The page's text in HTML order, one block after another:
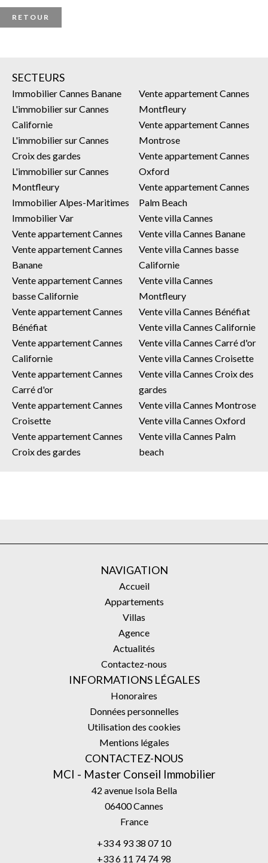
RETOUR
SECTEURS
Immobilier Cannes Banane
L'immobilier sur Cannes
Californie
L'immobilier sur Cannes
Croix des gardes
L'immobilier sur Cannes
Montfleury
Immobilier Alpes-Maritimes
Immobilier Var
Vente appartement Cannes
Vente appartement Cannes
Banane
Vente appartement Cannes
basse Californie
Vente appartement Cannes
Bénéfiat
Vente appartement Cannes
Californie
Vente appartement Cannes
Carré d'or
Vente appartement Cannes
Croisette
Vente appartement Cannes
Croix des gardes
Vente appartement Cannes
Montfleury
Vente appartement Cannes
Montrose
Vente appartement Cannes
Oxford
Vente appartement Cannes
Palm Beach
Vente villa Cannes
Vente villa Cannes Banane
Vente villa Cannes basse
Californie
Vente villa Cannes
Montfleury
Vente villa Cannes Bénéfiat
Vente villa Cannes Californie
Vente villa Cannes Carré d'or
Vente villa Cannes Croisette
Vente villa Cannes Croix des
gardes
Vente villa Cannes Montrose
Vente villa Cannes Oxford
Vente villa Cannes Palm
beach
NAVIGATION
Accueil
Appartements
Villas
Agence
Actualités
Contactez-nous
INFORMATIONS LÉGALES
Honoraires
Données personnelles
Utilisation des cookies
Mentions légales
CONTACTEZ-NOUS
MCI - Master Conseil Immobilier
42 avenue Isola Bella
06400Cannes
France
+33 4 93 38 07 10
+33 6 11 74 74 98